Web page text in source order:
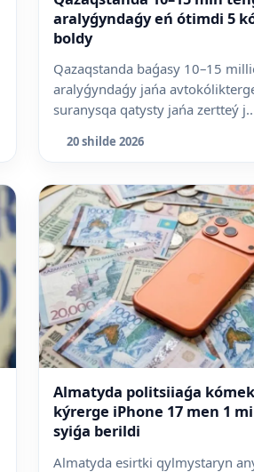
aralyǵyndaǵy eń ótimdi 5
boldy
Qazaqstanda baǵasy 10–15
aralyǵyndaǵy jańa
suranysqa qatysty jańa zertteý
20 shilde 2026
Almatyda politsiiaǵa
kýrerge iPhone 17 men 1
syiǵa berildi
Almatyda esirtki qylmystaryn